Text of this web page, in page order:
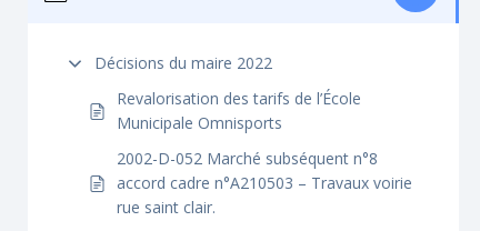
Décisions du maire 2022
Revalorisation des tarifs de l’École
Municipale Omnisports
2002-D-052 Marché subséquent n°8
accord cadre n°A210503 – Travaux voirie
rue saint clair.